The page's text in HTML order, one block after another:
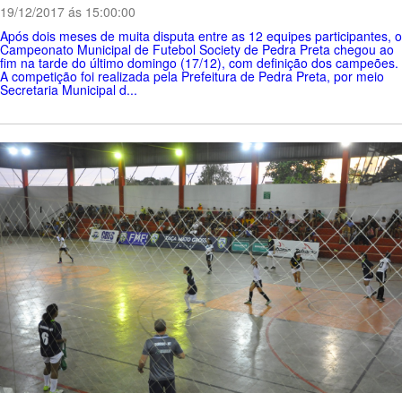
19/12/2017 ás 15:00:00
Após dois meses de muita disputa entre as 12 equipes participantes, o
Campeonato Municipal de Futebol Society de Pedra Preta chegou ao
fim na tarde do último domingo (17/12), com definição dos campeões.
A competição foi realizada pela Prefeitura de Pedra Preta, por meio
Secretaria Municipal d...